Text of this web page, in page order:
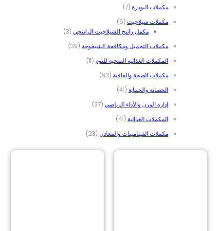
مكملات البودرة 77 منتجات
مكملات شيلاجيت 55 منتجات
مكمل راتنج الشيلاجيت الراتنجي 33 منتجات
مكملات التجميل ومكافحة الشيخوخة 3939 منتج
المكملات الغذائية الصحية للنوم 1111 منتج
مكملات الصحة والعافية 9393 منتج
الحصانة والحماية 4141 منتج
إدارة الوزن والأداء الرياضي 3737 منتج
المكملات الغذائية 4141 منتج
مكملات الفيتامينات والمعادن 2323 منتج